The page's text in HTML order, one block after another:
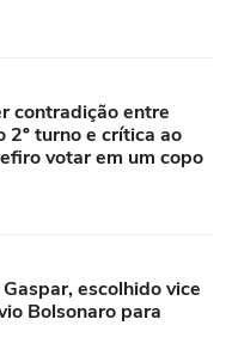
contradição entre
2º turno e crítica ao
votar em um copo
escolhido vice
Bolsonaro para